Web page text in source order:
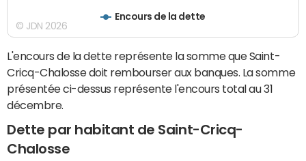
Encours de la dette
© JDN 2026
L'encours de la dette représente la somme que Saint-
Cricq-Chalosse doit rembourser aux banques. La somme
présentée ci-dessus représente l'encours total au 31
décembre.
Dette par habitant de Saint-Cricq-
Chalosse